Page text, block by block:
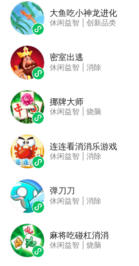
大鱼吃小神龙进化
休闲益智 创新品类
密室出逃
休闲益智 消除
挪牌大师
休闲益智 烧脑
连连看消消乐游戏
休闲益智 消除
弹刀刀
休闲益智 消除
麻将吃碰杠消消
休闲益智 烧脑